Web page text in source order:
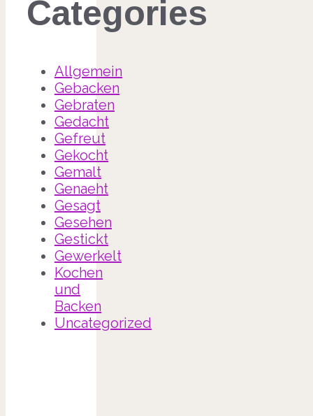
Categories
Allgemein
Gebacken
Gebraten
Gedacht
Gefreut
Gekocht
Gemalt
Genaeht
Gesagt
Gesehen
Gestickt
Gewerkelt
Kochen
und
Backen
Uncategorized